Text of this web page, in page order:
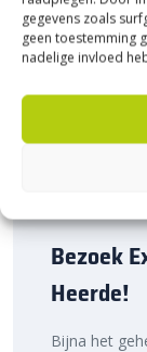
gegevens zoals
geen toestemming
nadelige invloed
Bezoek
Heerde!
Bijna het